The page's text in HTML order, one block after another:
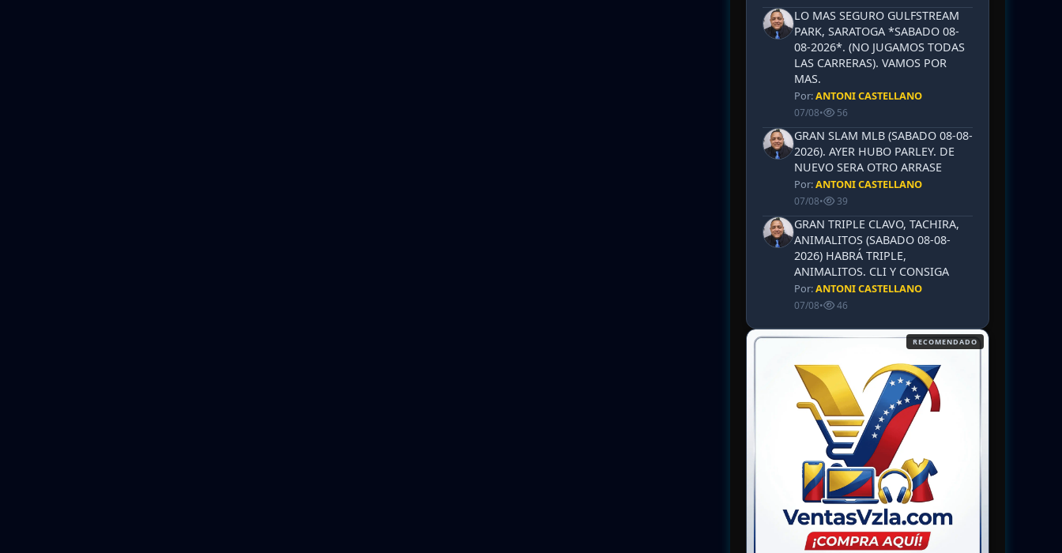
LO MAS SEGURO GULFSTREAM
PARK, SARATOGA *SABADO 08-
08-2026*. (NO JUGAMOS TODAS
LAS CARRERAS). VAMOS POR
MAS.
Por:ANTONI CASTELLANO
07/08• 56
GRAN SLAM MLB (SABADO 08-08-
2026). AYER HUBO PARLEY. DE
NUEVO SERA OTRO ARRASE
Por:ANTONI CASTELLANO
07/08• 39
GRAN TRIPLE CLAVO, TACHIRA,
ANIMALITOS (SABADO 08-08-
2026) HABRÁ TRIPLE,
ANIMALITOS. CLI Y CONSIGA
Por:ANTONI CASTELLANO
07/08• 46
RECOMENDADO